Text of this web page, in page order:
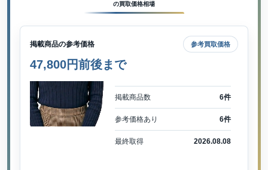
の買取価格相場
掲載商品の参考価格 参考買取価格
47,800円前後まで
掲載商品数 6件
参考価格あり 6件
最終取得 2026.08.08